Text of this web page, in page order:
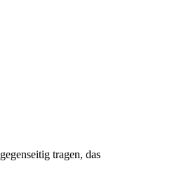
tragen, das